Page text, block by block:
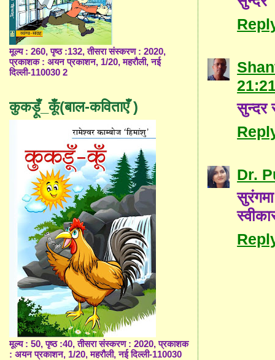
Dr.
मूल्य : 260, पृष्ठ :132, तीसरा संस्करण : 2020,
प्रकाशक : अयन प्रकाशन, 1/20, महरौली, नई
दिल्ली-110030 2
कुकड़ूँ_कूँ(बाल-कविताएँ )
मूल्य : 50, पृष्ठ :40, तीसरा संस्करण : 2020, प्रकाशक
: अयन प्रकाशन, 1/20, महरौली, नई दिल्ली-110030